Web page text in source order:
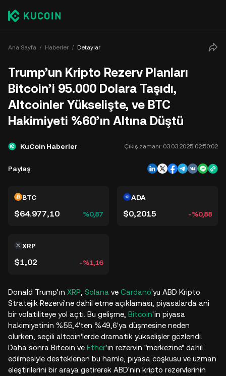
Ana Sayfa Haberler Detaylar
Trump’un Kripto Rezerv Planları
Bitcoin’i 95.000 Dolara Taşıdı,
Altcoinler Yükselişte, ve BTC
Hakimiyeti %60’ın Altına Düştü
KuCoin Haberler Çıkış zamanı: 03.03.2025 02:50:02
Paylaş
BTC
$64.977,10 %0,87
ADA
$0,2015 -%0,88
XRP
$1,02 -%1,16
Donald Trump’ın XRP Solana ve Cardano'yu ABD Kripto
Stratejik Rezervi'ne dahil etme açıklaması, piyasalarda ani
bir volatiliteye yol açtı. Bu gelişme, Bitcoin'in piyasa
hakimiyetinin %55,4'ten %49,6'ya düşmesine neden
olurken, seçili altcoin'lerde dramatik yükselişler gözlendi.
Daha sonra Bitcoin ve Ether'in rezervin "merkezine" dahil
edilmesiyle desteklenen bu hamle, piyasa coşkusu ve uzman
eleştirilerini bir araya getirerek ABD'nin kripto rezervlerinin